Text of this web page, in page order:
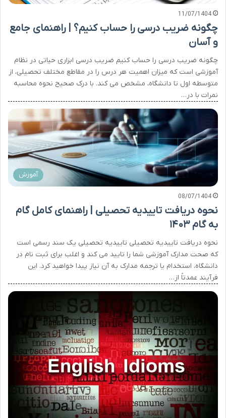
11/07/1404
چگونه ضریب درسی را حساب کنیم؟ | راهنمای جامع
و آسان
چگونه ضریب درسی را حساب کنیم ضریب درسی ابزاری حیاتی در نظام
آموزشی است که میزان اهمیت هر درس را در مقاطع مختلف تحصیلی، از
متوسطه اول تا دانشگاه، مشخص می کند. با درک صحیح نحوه محاسبه
نمرات با در…
آموزش
08/07/1404
نحوه دریافت تاییدیه تحصیلی | راهنمای کامل گام
به گام ۱۴۰۳
نحوه دریافت تاییدیه تحصیلی تاییدیه تحصیلی یک سند رسمی است
که صحت مدارک آموزشی شما را تایید می کند و اغلب برای ثبت نام در
دانشگاه، استخدام یا ترجمه مدارک به آن نیاز پیدا خواهید کرد. این
فرآیند عمدتاً از…